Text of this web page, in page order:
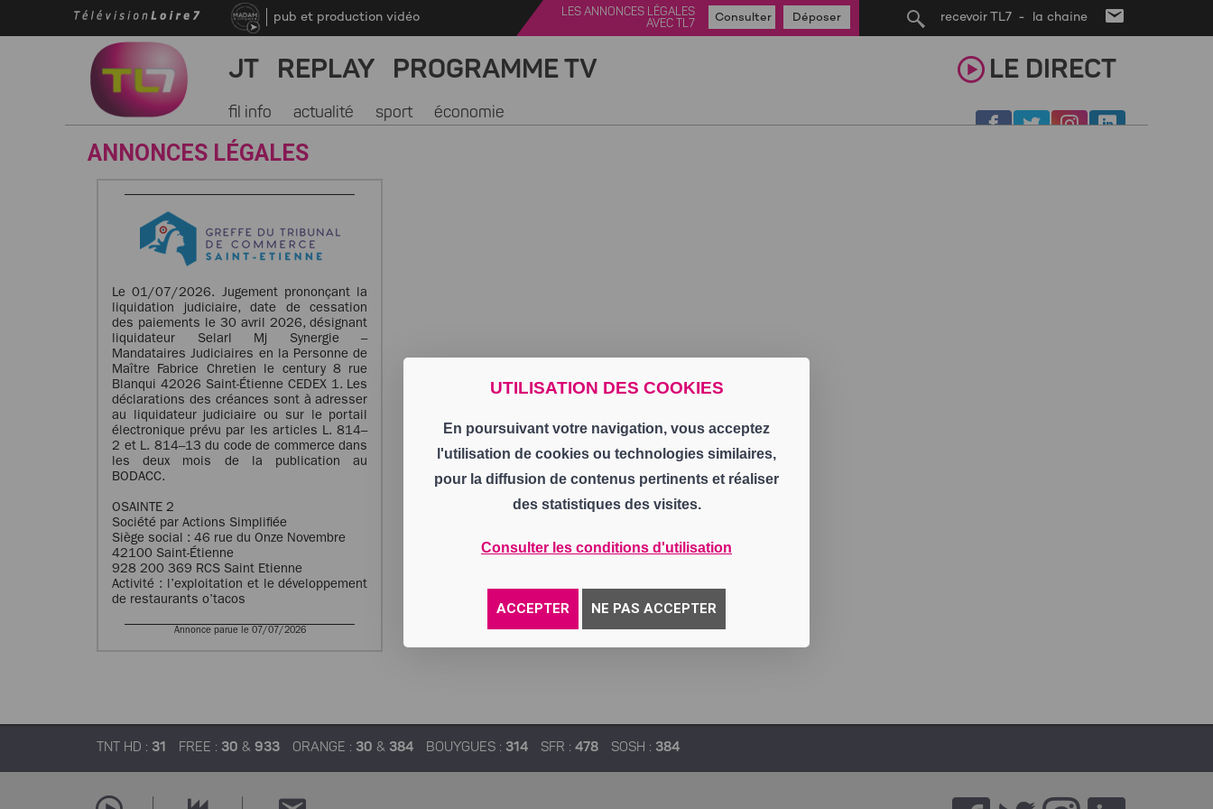
UTILISATION DES COOKIES
En poursuivant votre navigation, vous acceptez
l'utilisation de cookies ou technologies similaires,
pour la diffusion de contenus pertinents et réaliser
des statistiques des visites.
Consulter les conditions d'utilisation
ACCEPTER NE PAS ACCEPTER
recevoir TL7 - la chaine
pub et production vidéo
LES ANNONCES LÉGALES
AVEC TL7
Consulter Déposer
JT REPLAY PROGRAMME TV LE DIRECT
fil info actualité sport économie
ANNONCES LÉGALES
Le 01/07/2026. Jugement prononçant la
liquidation judiciaire, date de cessation
des paiements le 30 avril 2026, désignant
liquidateur Selarl Mj Synergie –
Mandataires Judiciaires en la Personne de
Maître Fabrice Chretien le century 8 rue
Blanqui 42026 Saint-Étienne CEDEX 1. Les
déclarations des créances sont à adresser
au liquidateur judiciaire ou sur le portail
électronique prévu par les articles L. 814–
2 et L. 814–13 du code de commerce dans
les deux mois de la publication au
BODACC.
OSAINTE 2
Société par Actions Simplifiée
Siège social : 46 rue du Onze Novembre
42100 Saint-Étienne
928 200 369 RCS Saint Etienne
Activité : l’exploitation et le développement
de restaurants o’tacos
Annonce parue le 07/07/2026
TNT HD : 31 FREE : 30 & 933 ORANGE : 30 & 384 BOUYGUES : 314 SFR : 478 SOSH : 384